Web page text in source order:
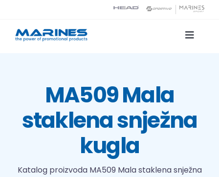
content
Toggle
Tehnologije tiska
O nama
MA509 Mala
staklena snježna
kugla
Katalog proizvoda MA509 Mala staklena snježna